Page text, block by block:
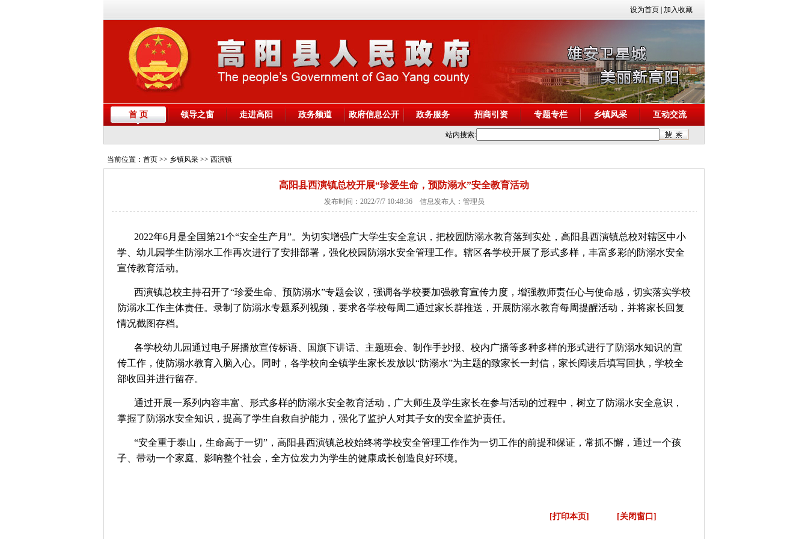
设为首页 加入收藏
首 页 领导之窗 走进高阳 政务频道 政府信息公开 政务服务 招商引资 专题专栏 乡镇风采 互动交流
站内搜索:
当前位置： 首页 >> 乡镇风采 >> 西演镇
高阳县西演镇总校开展“珍爱生命，预防溺水”安全教育活动
发布时间：2022/7/7 10:48:36 信息发布人：管理员
2022年6月是全国第21个“安全生产月”。为切实增强广大学生安全意识，把校园防溺水教育落到实处，高阳县西演镇总校对辖区中小
学、幼儿园学生防溺水工作再次进行了安排部署，强化校园防溺水安全管理工作。辖区各学校开展了形式多样，丰富多彩的防溺水安全
宣传教育活动。
西演镇总校主持召开了“珍爱生命、预防溺水”专题会议，强调各学校要加强教育宣传力度，增强教师责任心与使命感，切实落实学校
防溺水工作主体责任。录制了防溺水专题系列视频，要求各学校每周二通过家长群推送，开展防溺水教育每周提醒活动，并将家长回复
情况截图存档。
各学校幼儿园通过电子屏播放宣传标语、国旗下讲话、主题班会、制作手抄报、校内广播等多种多样的形式进行了防溺水知识的宣
传工作，使防溺水教育入脑入心。同时，各学校向全镇学生家长发放以“防溺水”为主题的致家长一封信，家长阅读后填写回执，学校全
部收回并进行留存。
通过开展一系列内容丰富、形式多样的防溺水安全教育活动，广大师生及学生家长在参与活动的过程中，树立了防溺水安全意识，
掌握了防溺水安全知识，提高了学生自救自护能力，强化了监护人对其子女的安全监护责任。
“安全重于泰山，生命高于一切”，高阳县西演镇总校始终将学校安全管理工作作为一切工作的前提和保证，常抓不懈，通过一个孩
子、带动一个家庭、影响整个社会，全方位发力为学生的健康成长创造良好环境。
[打印本页] [关闭窗口]